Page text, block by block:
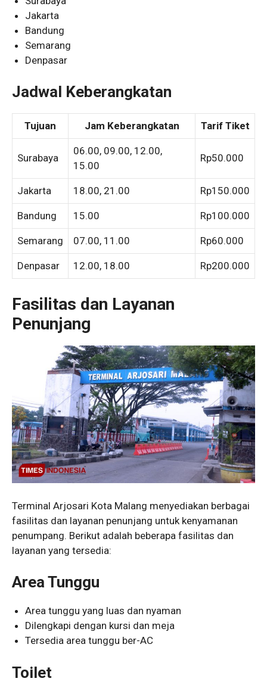
Jakarta
Bandung
Semarang
Denpasar
Jadwal Keberangkatan
Tujuan Jam Keberangkatan Tarif Tiket
Surabaya
06.00, 09.00, 12.00,
15.00
Rp50.000
Jakarta 18.00, 21.00 Rp150.000
Bandung 15.00 Rp100.000
Semarang 07.00, 11.00 Rp60.000
Denpasar 12.00, 18.00 Rp200.000
Fasilitas dan Layanan
Penunjang
Terminal Arjosari Kota Malang menyediakan berbagai
fasilitas dan layanan penunjang untuk kenyamanan
penumpang. Berikut adalah beberapa fasilitas dan
layanan yang tersedia:
Area Tunggu
Area tunggu yang luas dan nyaman
Dilengkapi dengan kursi dan meja
Tersedia area tunggu ber-AC
Toilet